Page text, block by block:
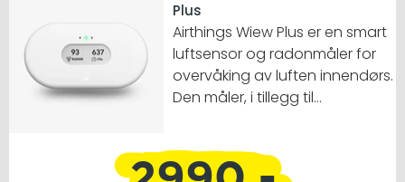
Plus
Airthings Wiew Plus er en smart
luftsensor og radonmåler for
overvåking av luften innendørs.
Den måler, i tillegg til
karbondioksid og